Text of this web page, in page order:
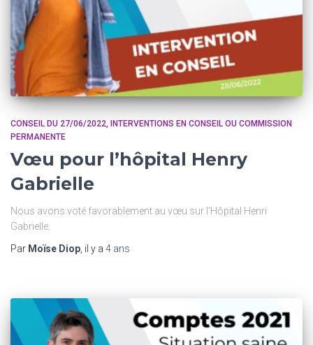
CONSEIL DU 27/06/2022 INTERVENTIONS EN CONSEIL OU COMMISSION
PERMANENTE
Vœu pour l’hôpital Henry
Gabrielle
Nous avons voté favorablement au vœu sur l’Hôpital Henri
Gabrielle.
Par Moïse Diop , il y a 4 ans